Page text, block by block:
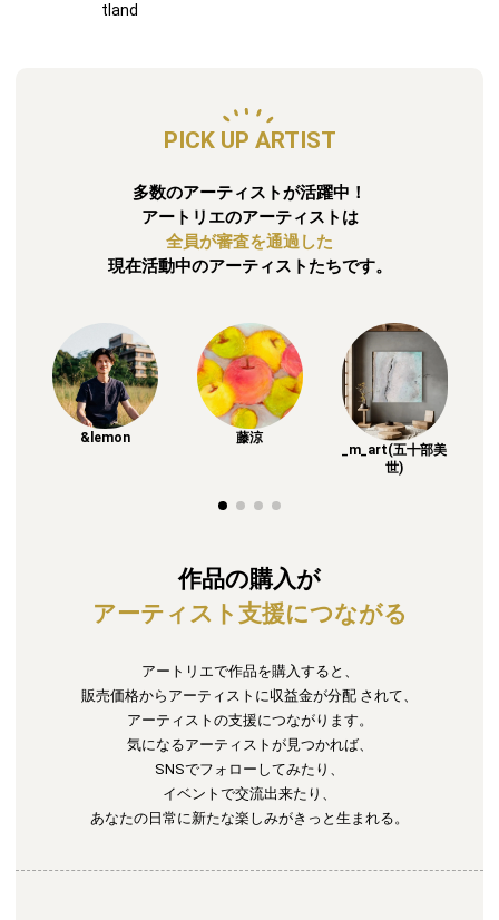
tland
PICK UP ARTIST
多数のアーティストが活躍中！
アートリエのアーティストは
全員が審査を通過した
現在活動中のアーティストたちです。
&lemon 藤涼
_m_art(五十部美
世)
作品の購入が
アーティスト支援につながる
アートリエで作品を購入すると、
販売価格からアーティストに収益金が分配 されて、
アーティストの支援につながります。
気になるアーティストが見つかれば、
SNSでフォローしてみたり、
イベントで交流出来たり、
あなたの日常に新たな楽しみがきっと生まれる。